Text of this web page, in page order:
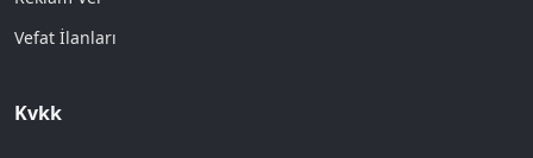
Vefat İlanları
Kvkk